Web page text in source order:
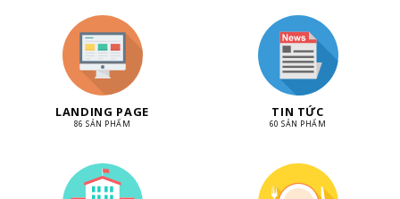
LANDING PAGE
86 SẢN PHẨM
TIN TỨC
60 SẢN PHẨM